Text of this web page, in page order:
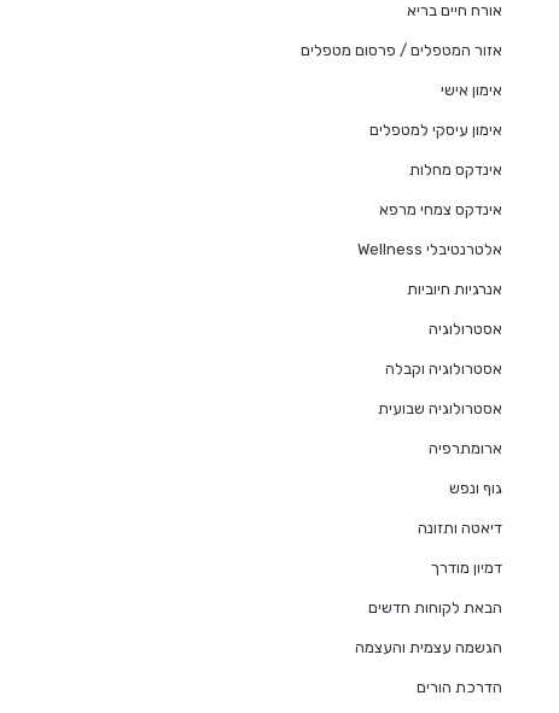
אורח חיים בריא
אזור המטפלים / פרסום מטפלים
אימון אישי
אימון עיסקי למטפלים
אינדקס מחלות
אינדקס צמחי מרפא
אלטרנטיבלי Wellness
אנרגיות חיוביות
אסטרולוגיה
אסטרולוגיה וקבלה
אסטרולוגיה שבועית
ארומתרפיה
גוף ונפש
דיאטה ותזונה
דמיון מודרך
הבאת לקוחות חדשים
הגשמה עצמית והעצמה
הדרכת הורים